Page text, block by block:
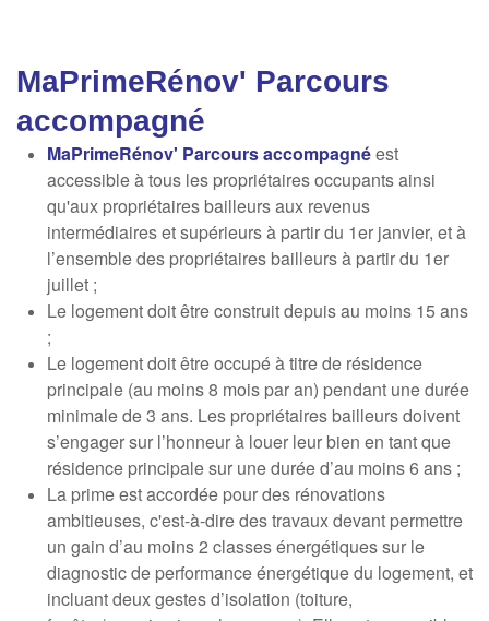
MaPrimeRénov' Parcours
accompagné
MaPrimeRénov' Parcours accompagnéest
accessible à tous les propriétaires occupants ainsi
qu'aux propriétaires bailleurs aux revenus
intermédiaires et supérieurs à partir du 1er janvier, et à
l’ensemble des propriétaires bailleurs à partir du 1er
juillet ;
Le logement doit être construit depuis au moins 15 ans
;
Le logement doit être occupé à titre de résidence
principale (au moins 8 mois par an) pendant une durée
minimale de 3 ans. Les propriétaires bailleurs doivent
s’engager sur l’honneur à louer leur bien en tant que
résidence principale sur une durée d’au moins 6 ans ;
La prime est accordée pour des rénovations
ambitieuses, c'est-à-dire des travaux devant permettre
un gain d’au moins 2 classes énergétiques sur le
diagnostic de performance énergétique du logement, et
incluant deux gestes d’isolation (toiture,